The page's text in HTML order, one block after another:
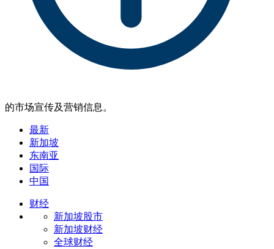
的市场宣传及营销信息。
最新
新加坡
东南亚
国际
中国
财经
新加坡股市
新加坡财经
全球财经